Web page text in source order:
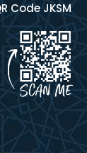
Code JKSM